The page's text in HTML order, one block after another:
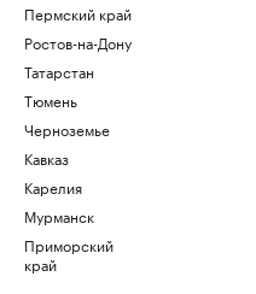
Пермский край
Ростов-на-Дону
Татарстан
Тюмень
Черноземье
Кавказ
Карелия
Мурманск
Приморский
край